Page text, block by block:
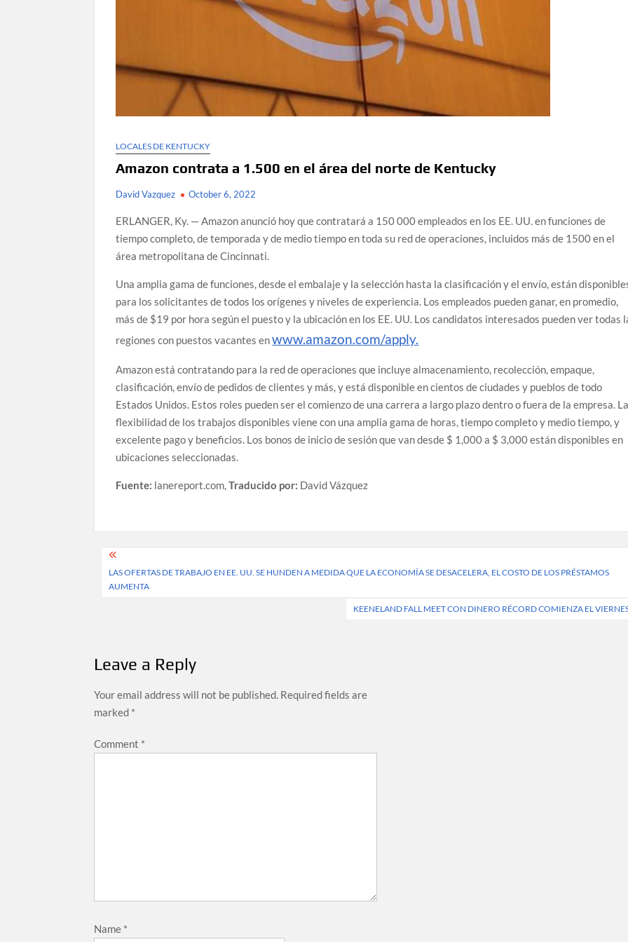
LOCALES DE KENTUCKY
Amazon contrata a 1.500 en el área del norte de Kentucky
David Vazquez October 6, 2022
ERLANGER, Ky. — Amazon anunció hoy que contratará a 150 000 empleados en los EE. UU. en funciones de
tiempo completo, de temporada y de medio tiempo en toda su red de operaciones, incluidos más de 1500 en el
área metropolitana de Cincinnati.
Una amplia gama de funciones, desde el embalaje y la selección hasta la clasificación y el envío, están
para los solicitantes de todos los orígenes y niveles de experiencia. Los empleados pueden ganar, en promedio,
más de $19 por hora según el puesto y la ubicación en los EE. UU. Los candidatos interesados ​​pueden ver todas
regiones con puestos vacantes enwww.amazon.com/apply.
Amazon está contratando para la red de operaciones que incluye almacenamiento, recolección, empaque,
clasificación, envío de pedidos de clientes y más, y está disponible en cientos de ciudades y pueblos de todo
Estados Unidos. Estos roles pueden ser el comienzo de una carrera a largo plazo dentro o fuera de la empresa. La
flexibilidad de los trabajos disponibles viene con una amplia gama de horas, tiempo completo y medio tiempo, y
excelente pago y beneficios. Los bonos de inicio de sesión que van desde $ 1,000 a $ 3,000 están disponibles en
ubicaciones seleccionadas.
Fuente: lanereport.com,Traducido por: David Vázquez
Post
navigation
LAS OFERTAS DE TRABAJO EN EE. UU. SE HUNDEN A MEDIDA QUE LA ECONOMÍA SE DESACELERA, EL COSTO DE LOS PRÉSTAMOS
AUMENTA
KEENELAND FALL MEET CON DINERO RÉCORD COMIENZA EL
Leave a Reply
Your email address will not be published. Required fields are
marked *
Comment *
Name *